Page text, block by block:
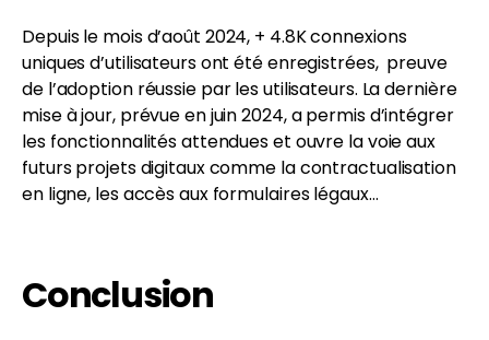
Depuis le mois d’août 2024, + 4.8K connexions
uniques d’utilisateurs ont été enregistrées, preuve
de l’adoption réussie par les utilisateurs. La dernière
mise à jour, prévue en juin 2024, a permis d’intégrer
les fonctionnalités attendues et ouvre la voie aux
futurs projets digitaux comme la contractualisation
en ligne, les accès aux formulaires légaux…
Conclusion